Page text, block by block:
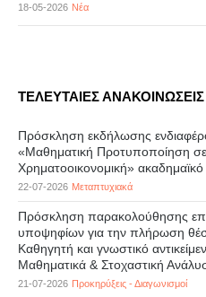
18-05-2026 Νέα
ΤΕΛΕΥΤΑΙΕΣ ΑΝΑΚΟΙΝΩΣΕΙΣ
Πρόσκληση εκδήλωσης
«Μαθηματική Προτυποποίηση σε
Χρηματοοικονομική»
22-07-2026 Μεταπτυχιακά
Πρόσκληση παρακολούθησης
υποψηφίων για την πλήρωση
Καθηγητή και γνωστικό
Μαθηματικά & Στοχαστική
21-07-2026 Προκηρύξεις - Διαγωνισμοί